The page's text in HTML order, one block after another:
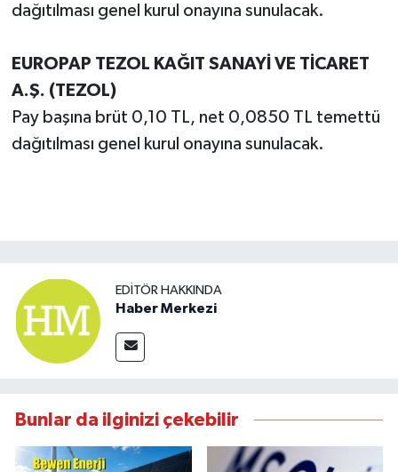
dağıtılması genel kurul onayına sunulacak.
EUROPAP TEZOL KAĞIT SANAYİ VE TİCARET
A.Ş. (TEZOL)
Pay başına brüt 0,10 TL, net 0,0850 TL temettü
dağıtılması genel kurul onayına sunulacak.
EDITÖR HAKKINDA
Haber Merkezi
Bunlar da ilginizi çekebilir